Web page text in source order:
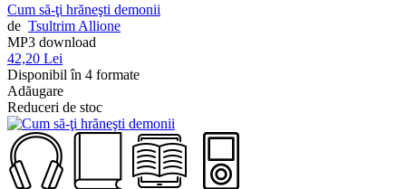
Cum să-ţi hrăneşti demonii
de Tsultrim Allione
MP3 download
42,20 Lei
Disponibil în 4 formate
Adăugare
Reduceri de stoc